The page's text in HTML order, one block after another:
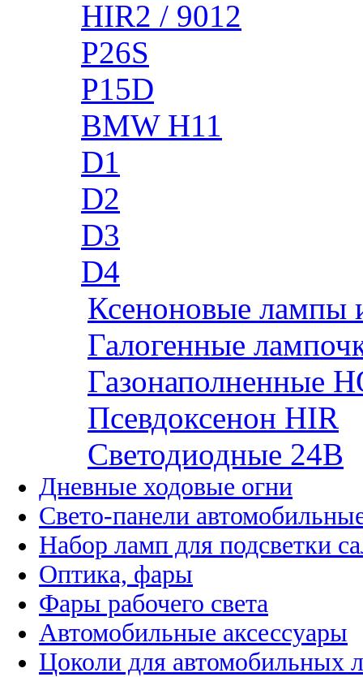
HIR2 / 9012
P26S
P15D
BMW H11
D1
D2
D3
D4
Ксеноновые лампы
Галогенные
Газонаполненные
Псевдоксенон HIR
Cветодиодные 24B
Дневные ходовые огни
Свето-панели
Набор ламп для подсветки
Оптика, фары
Фары рабочего света
Автомобильные аксессуары
Цоколи для автомобильных